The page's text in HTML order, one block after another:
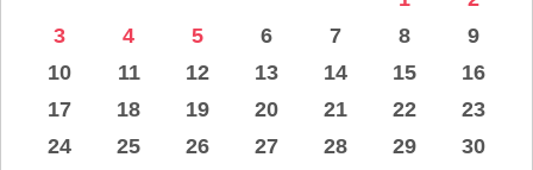
3
4 5 6 7 8
9
10
11 12 13 14 15
16
17
18 19 20 21 22
23
24
25 26 27 28 29
30